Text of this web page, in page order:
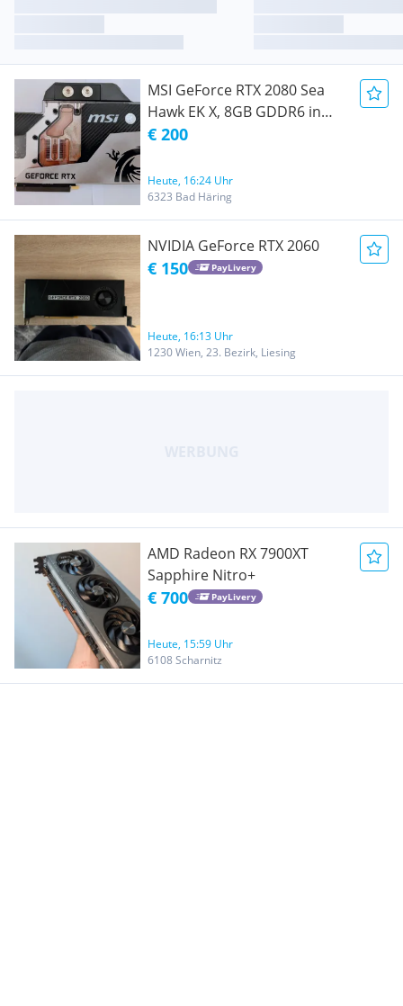
MSI GeForce RTX 2080 Sea
Hawk EK X, 8GB GDDR6 in
OVP
€ 200
Heute, 16:24 Uhr
6323 Bad Häring
NVIDIA GeForce RTX 2060
€ 150 PayLivery
Heute, 16:13 Uhr
1230 Wien, 23. Bezirk, Liesing
AMD Radeon RX 7900XT
Sapphire Nitro+
€ 700 PayLivery
Heute, 15:59 Uhr
6108 Scharnitz